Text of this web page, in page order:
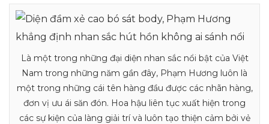
Là một trong những đại diện nhan sắc nổi bật của Việt
Nam trong những năm gần đây, Phạm Hương luôn là
một trong những cái tên hàng đầu được các nhãn hàng,
đơn vị ưu ái săn đón. Hoa hậu liên tục xuất hiện trong
các sự kiện của làng giải trí và luôn tạo thiện cảm bởi vẻ